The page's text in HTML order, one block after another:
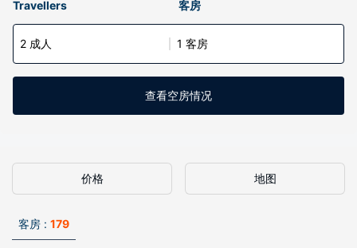
Travellers 客房
2 成人 1 客房
查看空房情况
价格 地图
客房 : 179